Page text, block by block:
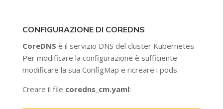
CONFIGURAZIONE DI COREDNS
CoreDNS è il servizio DNS del cluster Kubernetes.
Per modificare la configurazione è sufficiente
modificare la sua ConfigMap e ricreare i pods.
Creare il file coredns_cm.yaml: